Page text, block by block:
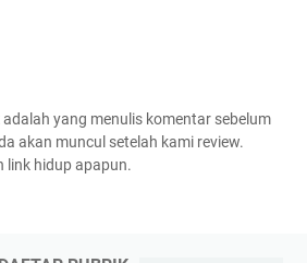
yang menulis komentar sebelum
akan muncul setelah kami review.
link hidup apapun.